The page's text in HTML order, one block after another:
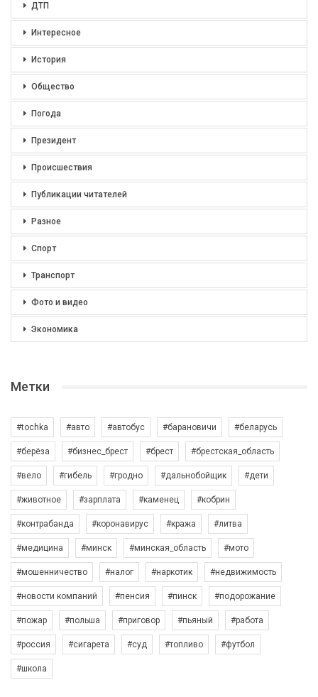
ДТП
Интересное
История
Общество
Погода
Президент
Происшествия
Публикации читателей
Разное
Спорт
Транспорт
Фото и видео
Экономика
Метки
#tochka #авто #автобус #барановичи #беларусь
#берёза #бизнес_брест #брест #брестская_область
#вело #гибель #гродно #дальнобойщик #дети
#животное #зарплата #каменец #кобрин
#контрабанда #коронавирус #кража #литва
#медицина #минск #минская_область #мото
#мошенничество #налог #наркотик #недвижимость
#новости компаний #пенсия #пинск #подорожание
#пожар #польша #приговор #пьяный #работа
#россия #сигарета #суд #топливо #футбол
#школа